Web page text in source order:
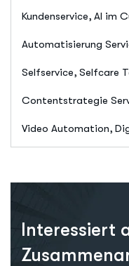
Kundenservice, AI im
Automatisierung
Selfservice, Selfcare
Contentstrategie
Video Automation,
Interessiert